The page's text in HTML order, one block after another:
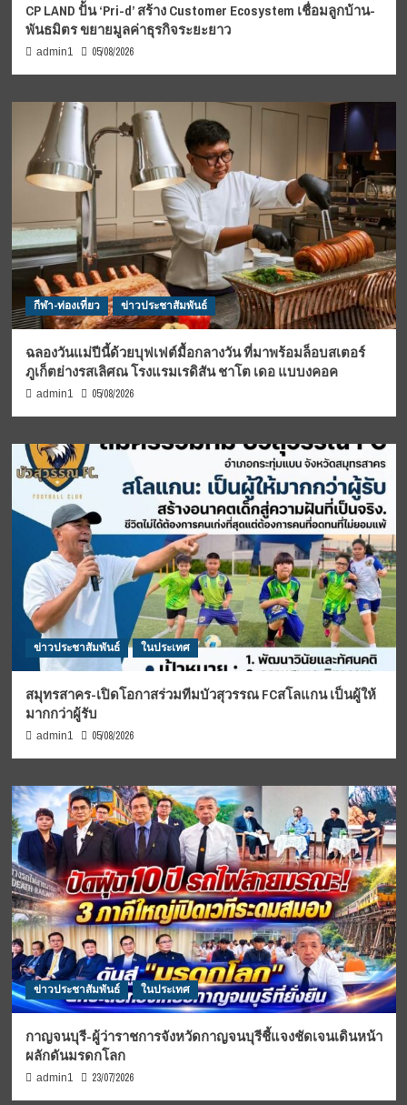
CP LAND ปั้น ‘Pri-d’ สร้าง Customer Ecosystem เชื่อมลูกบ้าน-
พันธมิตร ขยายมูลค่าธุรกิจระยะยาว
admin1 05/08/2026
กีฬา-ท่องเที่ยว ข่าวประชาสัมพันธ์
ฉลองวันแม่ปีนี้ด้วยบุฟเฟต์มื้อกลางวัน ที่มาพร้อมล็อบสเตอร์
ภูเก็ตย่างรสเลิศณ โรงแรมเรดิสัน ชาโต เดอ แบบงคอค
admin1 05/08/2026
ข่าวประชาสัมพันธ์ ในประเทศ
สมุทรสาคร-เปิดโอกาสร่วมทีมบัวสุวรรณ FCสโลแกน เป็นผู้ให้
มากกว่าผู้รับ
admin1 05/08/2026
ข่าวประชาสัมพันธ์ ในประเทศ
กาญจนบุรี-ผู้ว่าราชการจังหวัดกาญจนบุรีชี้แจงชัดเจนเดินหน้า
ผลักดันมรดกโลก
admin1 23/07/2026